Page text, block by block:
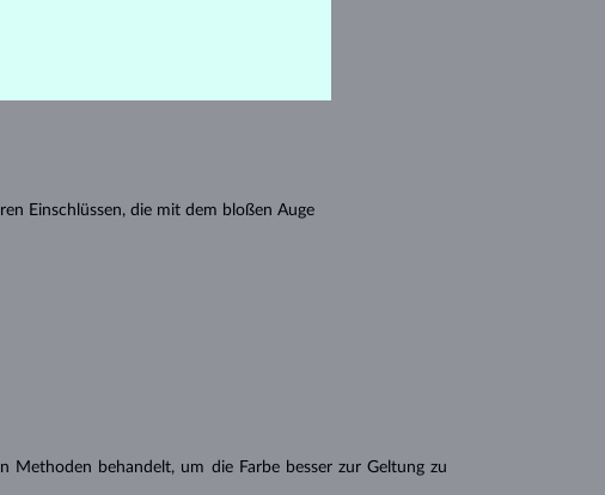
seine Reinheit:
Einschlüssen, die mit dem bloßen Auge
Methoden behandelt, um die Farbe besser zur Geltung zu